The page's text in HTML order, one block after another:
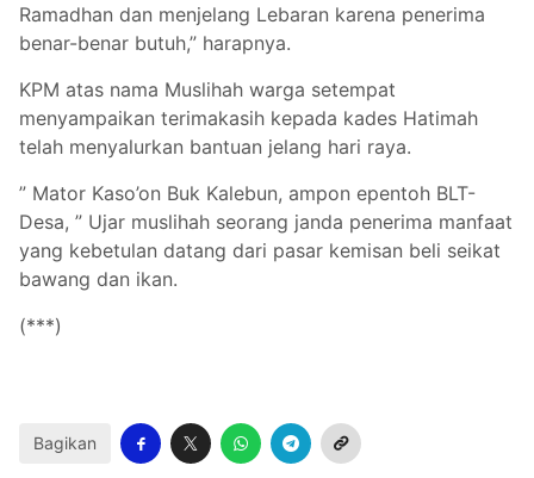
Ramadhan dan menjelang Lebaran karena penerima
benar-benar butuh,” harapnya.
KPM atas nama Muslihah warga setempat
menyampaikan terimakasih kepada kades Hatimah
telah menyalurkan bantuan jelang hari raya.
” Mator Kaso’on Buk Kalebun, ampon epentoh BLT-
Desa, ” Ujar muslihah seorang janda penerima manfaat
yang kebetulan datang dari pasar kemisan beli seikat
bawang dan ikan.
(***)
Bagikan